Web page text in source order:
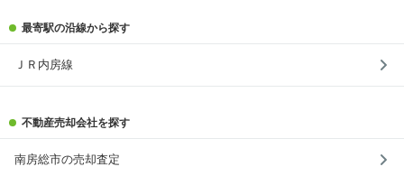
最寄駅の沿線から探す
ＪＲ内房線
不動産売却会社を探す
南房総市の売却査定